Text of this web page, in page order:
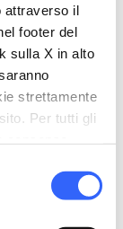
attraverso il
footer del
sulla X in alto
strettamente
Per tutti gli